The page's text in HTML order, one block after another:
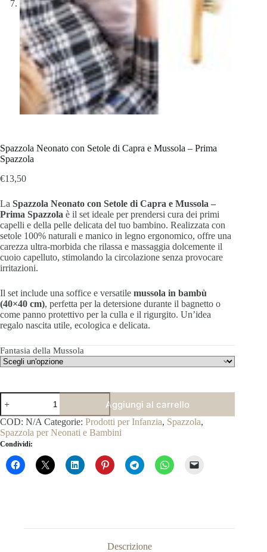
Spazzola Neonato con Setole di Capra e Mussola – Prima
Spazzola
€13,50
La Spazzola Neonato con Setole di Capra e Mussola –
Prima Spazzola è il set ideale per prendersi cura dei primi
capelli e della pelle delicata del tuo bambino. Realizzata con
setole 100% naturali e manico in legno ergonomico, offre una
carezza ultra-morbida che rilassa e massaggia dolcemente il
cuoio capelluto, stimolando la circolazione senza provocare
irritazioni.
Il set include una soffice e versatile mussola in bambù
(40×40 cm), perfetta per la detersione durante il bagnetto o
come panno protettivo per la culla e il rigurgito. Un’idea
regalo nascita utile, ecologica e delicata.
Fantasia della Mussola
Spazzola
Neonato
con
Setole
di
Capra
Mussola
Aggiungi al carrello
COD: N/A Categorie: Prodotti per Infanzia, Spazzola,
Spazzola per Neonati e Bambini
Condividi:
Descrizione